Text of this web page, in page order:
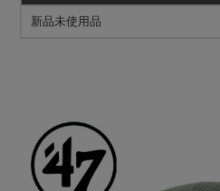
新品未使用品